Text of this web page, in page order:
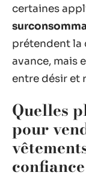
certaines
prétendent la
avance, mais
entre désir et
Quelles
pour